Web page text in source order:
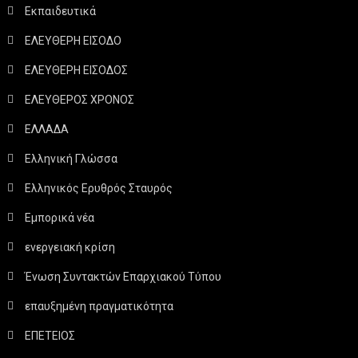
Εκπαιδευτικά
ΕΛΕΥΘΕΡΗ ΕΙΣΟΔΟ
ΕΛΕΥΘΕΡΗ ΕΙΣΟΔΟΣ
ΕΛΕΥΘΕΡΟΣ ΧΡΟΝΟΣ
ΕΛΛΑΔΑ
Ελληνική Γλώσσα
Ελληνικός Ερυθρός Σταυρός
Εμπορικά νέα
ενεργειακή κρίση
Ένωση Συντακτών Επαρχιακού Τύπου
επαυξημένη πραγματικότητα
ΕΠΕΤΕΙΟΣ